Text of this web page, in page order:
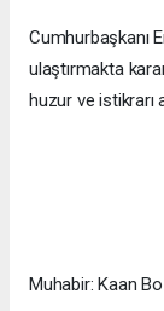
Cumhurbaşkanı
ulaştırmakta
huzur ve istikrarı
Muhabir: Kaan